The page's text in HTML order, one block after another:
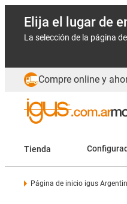
Elija el lugar de
La selección de la página
Compre online y
Tienda
Página de inicio igus